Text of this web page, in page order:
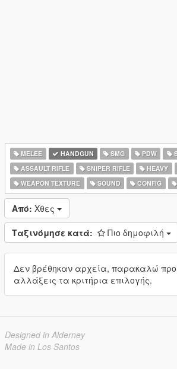
MELEE HANDGUN SMG PDW
ASSAULT RIFLE
SNIPER RIFLE HEAVY
WEAPON TEXTURE
SOUND CONFIG
Από: Χθες
Ταξινόμησε κατά: Πιο δημοφιλή
Δεν βρέθηκαν αρχεία, παρακαλώ
αλλάξεις τα κριτήρια επιλογής.
Designed in Alderney
Made in Los Santos